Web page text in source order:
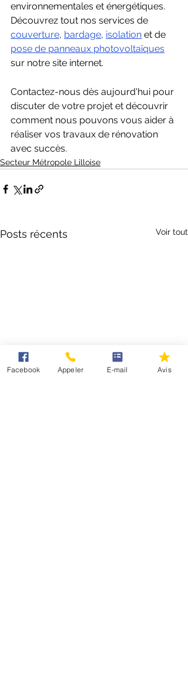
environnementales et énergétiques.
Découvrez tout nos services de
couverture, bardage, isolation et de
pose de panneaux photovoltaïques
sur notre site internet.
Contactez-nous dès aujourd'hui pour
discuter de votre projet et découvrir
comment nous pouvons vous aider à
réaliser vos travaux de rénovation
avec succès.
Secteur Métropole Lilloise
Posts récents Voir tout
Facebook Appeler E-mail Avis